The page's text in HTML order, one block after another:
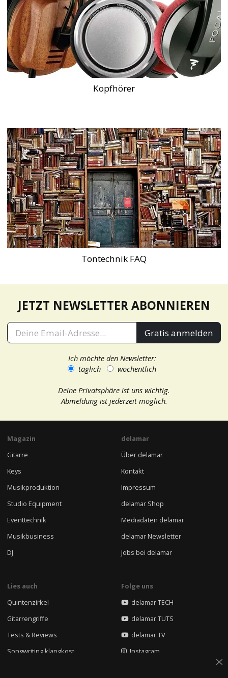
Kopfhörer
Tontechnik FAQ
JETZT NEWSLETTER ABONNIEREN
Gratis anmelden
Ich möchte den Newsletter:
täglich
wöchentlich
Deine Privatsphäre ist uns wichtig.
Abmeldung ist jederzeit möglich.
Magazin
Gitarre
Keys
Musikproduktion
Studio Equipment
Eventtechnik
Musikbusiness
DJ
delamar
Über delamar
Kontakt
Impressum
delamar Shop
Mediadaten delamar
delamar Newsletter
Jobs bei delamar
Lies auch
Quintenzirkel
Gitarrengriffe
Tests & Reviews
Songwriting klangkost
Folge uns
delamar TECH
delamar TUTS
delamar TV
Instagram